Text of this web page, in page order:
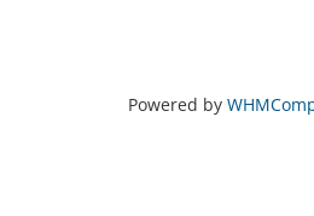
Powered by